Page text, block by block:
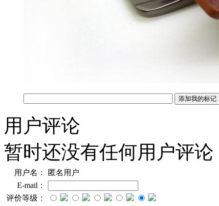
用户评论
暂时还没有任何用户评论
用户名：
匿名用户
E-mail：
评价等级：